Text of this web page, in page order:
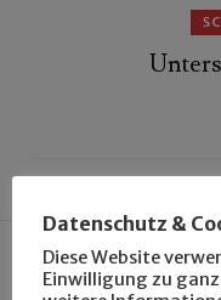
Datenschutz &
Diese Website
Einwilligung zu